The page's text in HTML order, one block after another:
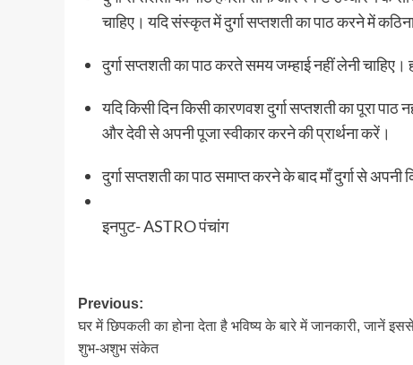
चाहिए। यदि संस्कृत में दुर्गा सप्तशती का पाठ करने में
दुर्गा सप्तशती का पाठ करते समय जम्हाई नहीं लेनी
यदि किसी दिन किसी कारणवश दुर्गा सप्तशती का पूरा
और देवी से अपनी पूजा स्वीकार करने की प्रार्थना करें।
दुर्गा सप्तशती का पाठ समाप्त करने के बाद माँ दुर्गा से
इनपुट- ASTRO पंचांग
Post
navigation
Previous:
घर में छिपकली का होना देता है भविष्य के बारे में जानकारी, जानें
शुभ-अशुभ संकेत